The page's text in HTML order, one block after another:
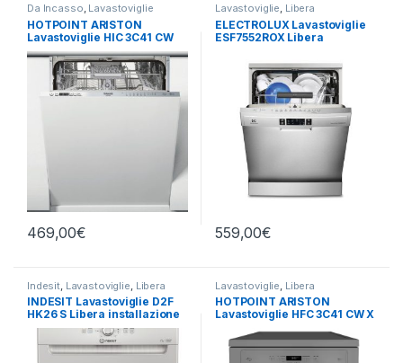
Da Incasso Lavastoviglie
HOTPOINT ARISTON
Lavastoviglie HIC 3C41 CW
da incasso a scomparsa
totale
469,00€
Lavastoviglie Libera
Installazione
ELECTROLUX Lavastoviglie
ESF7552ROX Libera
559,00€
Indesit Lavastoviglie Libera
Installazione
INDESIT Lavastoviglie D2F
HK26 S Libera installazione
14 coperti
Lavastoviglie Libera
Installazione
HOTPOINT ARISTON
Lavastoviglie HFC 3C41 CW X